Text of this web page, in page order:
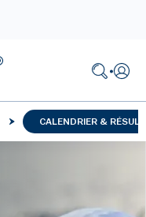
CALENDRIER &